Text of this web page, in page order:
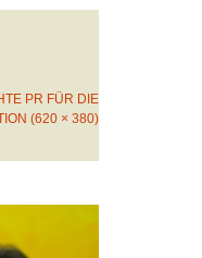
PR FÜR DIE
(620 × 380)